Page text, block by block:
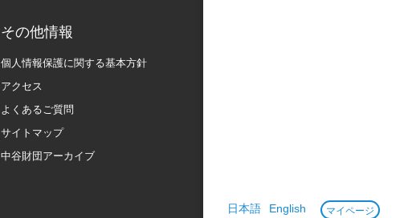
日本語 English マイページ
その他情報
個人情報保護に関する基本方針
アクセス
よくあるご質問
サイトマップ
中谷財団アーカイブ